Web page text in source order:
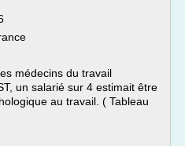
médecins du travail
un salarié sur 4 estimait être
au travail. ( Tableau